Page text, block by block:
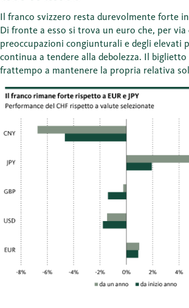
Il franco svizzero resta durevolmente forte
Di fronte a esso si trova un euro che, per via
preoccupazioni congiunturali e degli elevati
continua a tendere alla debolezza. Il biglietto
frattempo a mantenere la propria relativa